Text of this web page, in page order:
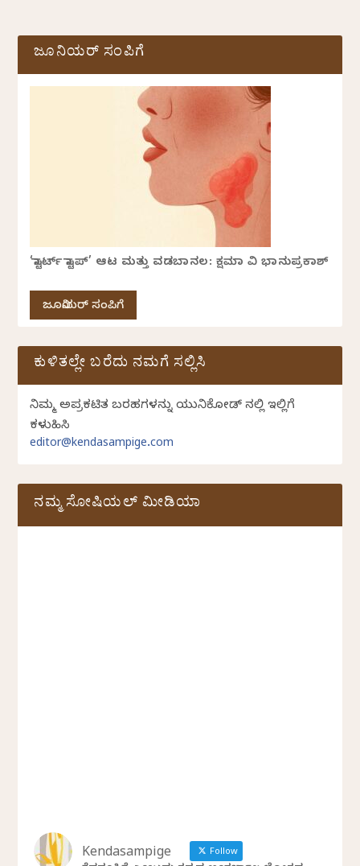
ಜೂನಿಯರ್ ಸಂಪಿಗೆ
‘ಸ್ಟಾರ್ಟ್ ಸ್ಟಾಪ್’ ಆಟ ಮತ್ತು ವಡಬಾನಲ: ಕ್ಷಮಾ ವಿ ಭಾನುಪ್ರಕಾಶ್
ಜೂನಿಯರ್ ಸಂಪಿಗೆ
ಕುಳಿತಲ್ಲೇ ಬರೆದು ನಮಗೆ ಸಲ್ಲಿಸಿ
ನಿಮ್ಮ ಅಪ್ರಕಟಿತ ಬರಹಗಳನ್ನು ಯುನಿಕೋಡ್ ನಲ್ಲಿ ಇಲ್ಲಿಗೆ
ಕಳುಹಿಸಿ
editor@kendasampige.com
ನಮ್ಮ ಸೋಷಿಯಲ್‌ ಮೀಡಿಯಾ
Kendasampige Follow